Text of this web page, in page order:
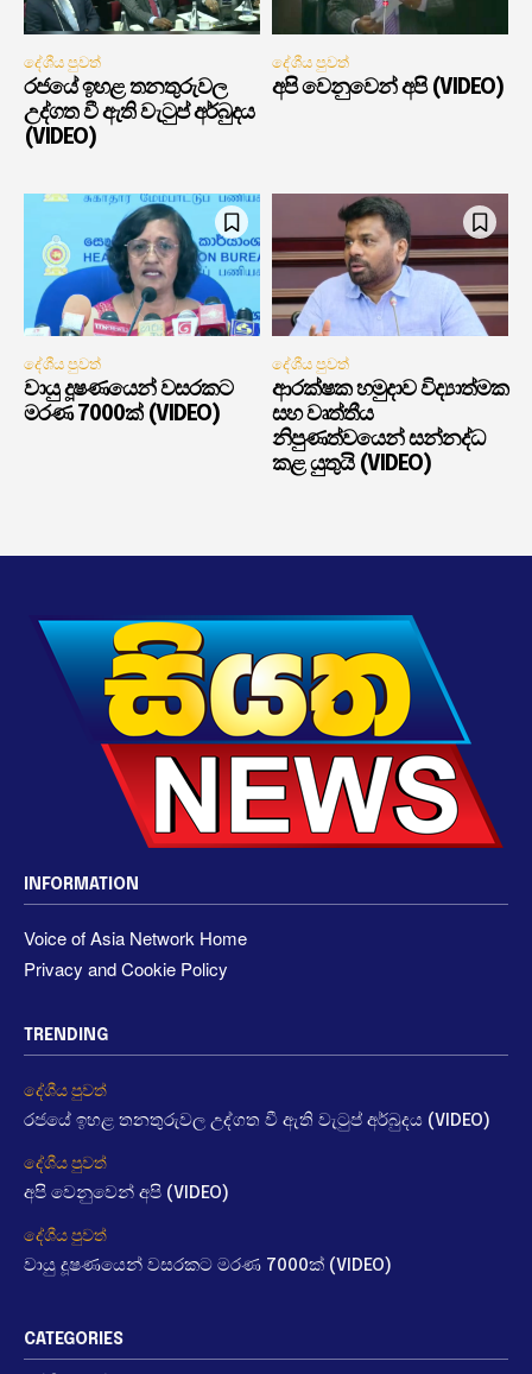
දේශීය පුවත්
රජයේ ඉහළ තනතුරුවල
උද්ගත වී ඇති වැටුප් අර්බුදය
(VIDEO)
දේශීය පුවත්
අපි වෙනුවෙන් අපි (VIDEO)
දේශීය පුවත්
වායු දූෂණයෙන් වසරකට
මරණ 7000ක් (VIDEO)
දේශීය පුවත්
ආරක්ෂක හමුදාව විද්‍යාත්මක
සහ වෘත්තීය
නිපුණත්වයෙන් සන්නද්ධ
කළ යුතුයි (VIDEO)
INFORMATION
Voice of Asia Network Home
Privacy and Cookie Policy
TRENDING
දේශීය පුවත්
රජයේ ඉහළ තනතුරුවල උද්ගත වී ඇති වැටුප් අර්බුදය (VIDEO)
දේශීය පුවත්
අපි වෙනුවෙන් අපි (VIDEO)
දේශීය පුවත්
වායු දූෂණයෙන් වසරකට මරණ 7000ක් (VIDEO)
CATEGORIES